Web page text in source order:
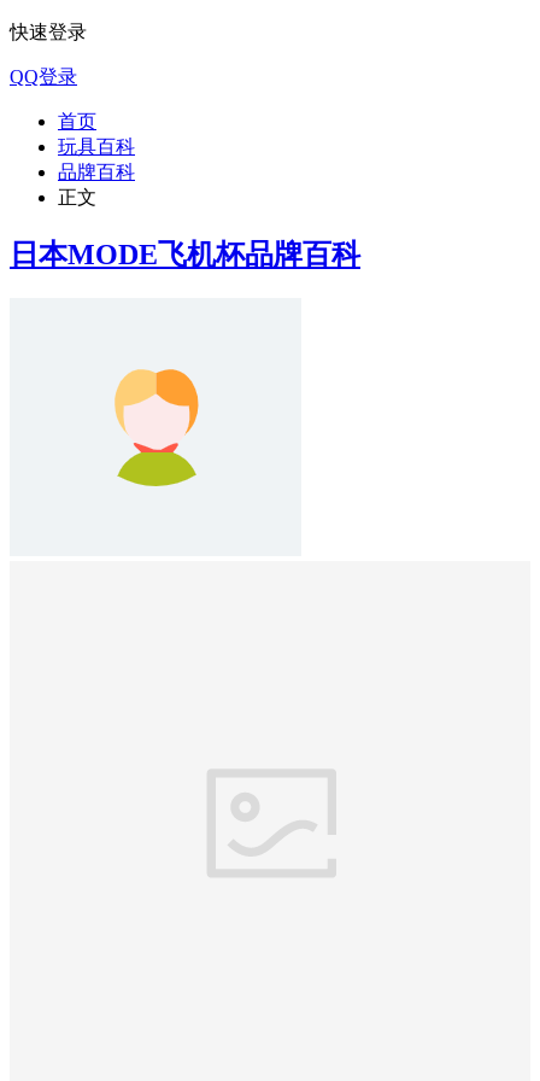
快速登录
QQ登录
首页
玩具百科
品牌百科
正文
日本MODE飞机杯品牌百科